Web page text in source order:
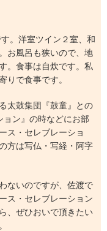
。洋室ツイン２室、和
お風呂も狭いので、地
。食事は自炊です。私
りで食事です。
太鼓集団『鼓童』との
ン』の時などにお部
ス・セレブレーショ
方は写仏・写経・阿字
ないのですが、佐渡で
ス・セレブレーション
、ぜひおいで頂きたい